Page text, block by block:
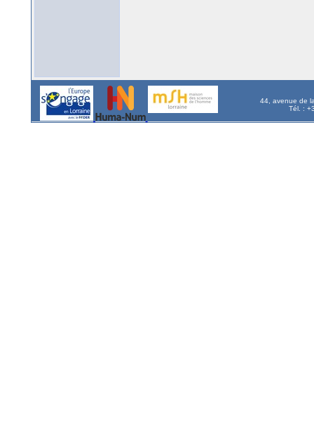
44, avenue de
Tél. :